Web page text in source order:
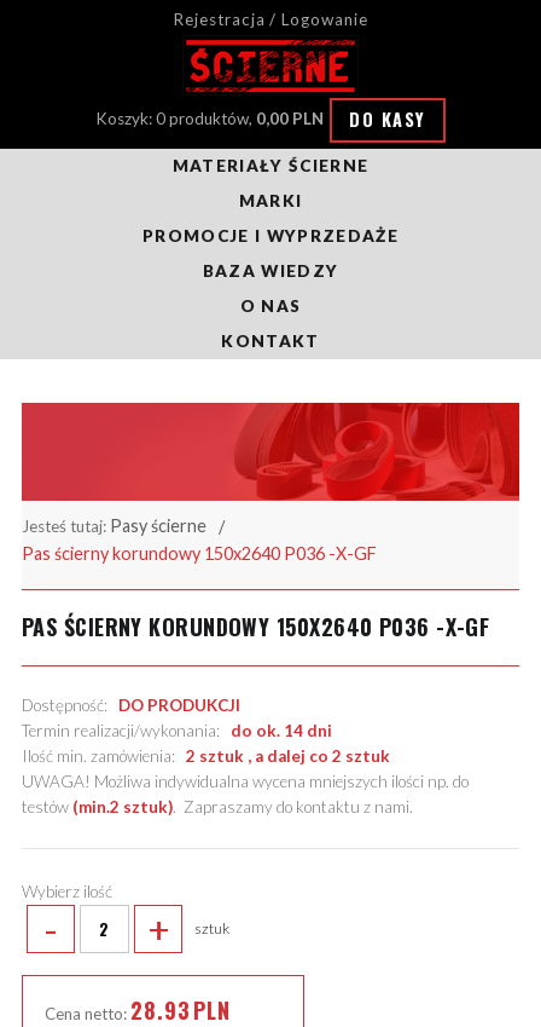
Rejestracja / Logowanie
Koszyk: 0 produktów, 0,00 PLN DO KASY
MATERIAŁY ŚCIERNE
MARKI
PROMOCJE I WYPRZEDAŻE
BAZA WIEDZY
O NAS
KONTAKT
Jesteś tutaj: Pasy ścierne
Pas ścierny korundowy 150x2640 P036 -X-GF
PAS ŚCIERNY KORUNDOWY 150X2640 P036 -X-GF
Dostępność: DO PRODUKCJI
Termin realizacji/wykonania: do ok. 14 dni
Ilość min. zamówienia: 2 sztuk , a dalej co 2 sztuk
UWAGA! Możliwa indywidualna wycena mniejszych ilości np. do
testów (min.2 sztuk). Zapraszamy do kontaktu z nami.
Wybierz ilość
- + sztuk
Cena netto: 28.93PLN